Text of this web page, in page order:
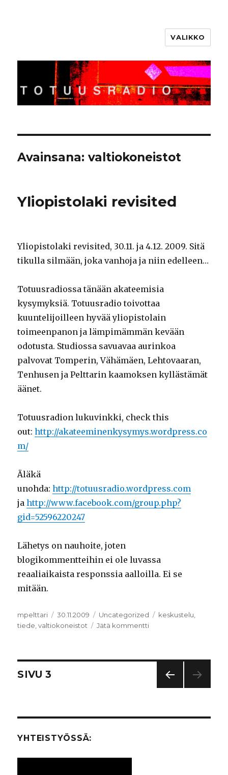
VALIKKO
Avainsana:valtiokoneistot
Yliopistolaki revisited
Yliopistolaki revisited, 30.11. ja 4.12. 2009. Sitä
tikulla silmään, joka vanhoja ja niin edelleen…
Totuusradiossa tänään akateemisia
kysymyksiä. Totuusradio toivottaa
kuuntelijoilleen hyvää yliopistolain
toimeenpanon ja lämpimämmän kevään
odotusta. Studiossa savuavaa aurinkoa
palvovat Tomperin, Vähämäen, Lehtovaaran,
Tenhusen ja Pelttarin kaamoksen kyllästämät
äänet.
Totuusradion lukuvinkki, check this
out:http://akateeminenkysymys.wordpress.co
m/
Äläkä
unohda:http://totuusradio.wordpress.com
jahttp://www.facebook.com/group.php?
gid=52596220247
Lähetys on nauhoite, joten
blogikommentteihin ei ole luvassa
reaaliaikaista responssia aalloilla. Ei se
mitään.
Kirjoittaja
mpelttari Julkaistu
30.11.2009 Kategoriat
Uncategorized Avainsanat
keskustelu,
tiede,valtiokoneistot Jätä kommentti
Artikkelien
SIVU
SIVU 3
YHTEISTYÖSSÄ: